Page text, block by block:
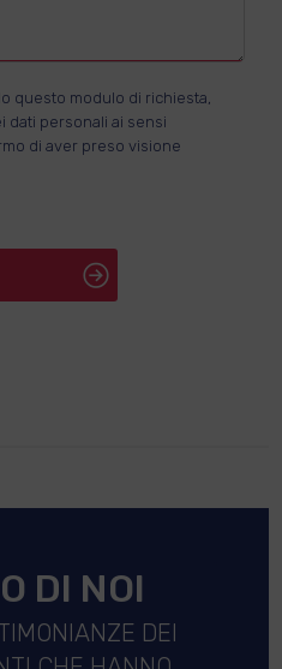
questo modulo di richiesta,
dati personali ai sensi
di aver preso visione
DI NOI
DEI